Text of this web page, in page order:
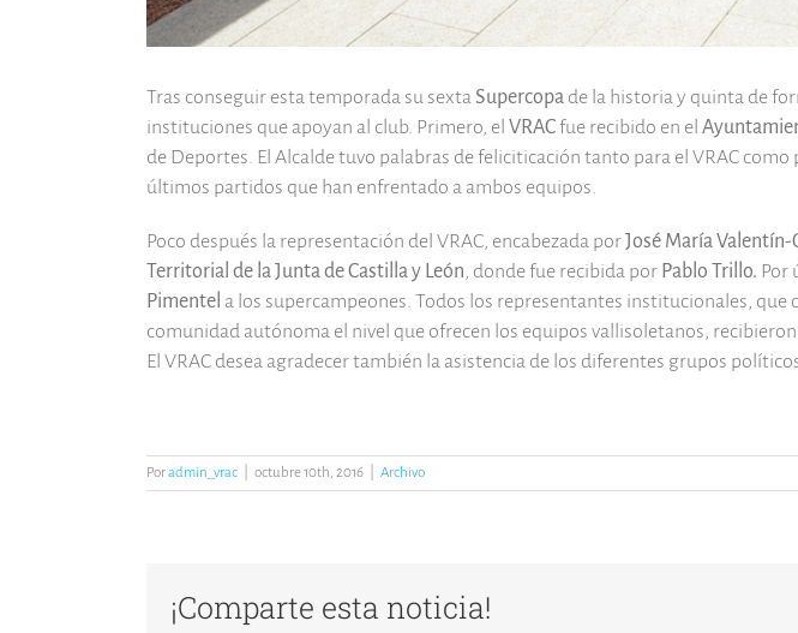
Tras conseguir esta temporada su sexta Supercopa de la historia y quinta de
instituciones que apoyan al club. Primero, el VRACfue recibido en el
de Deportes. El Alcalde tuvo palabras de feliciticación tanto para el VRAC
últimos partidos que han enfrentado a ambos equipos.
Poco después la representación del VRAC, encabezada porJosé María Valentín-
Territorial de la Junta de Castilla y León, donde fue recibida por Pablo Trillo. Por
Pimentel a los supercampeones. Todos los representantes institucionales,
comunidad autónoma el nivel que ofrecen los equipos vallisoletanos,
El VRAC desea agradecer también la asistencia de los diferentes grupos
Poradmin_vrac octubre 10th, 2016 Archivo
¡Comparte esta noticia!